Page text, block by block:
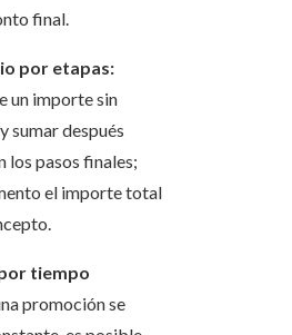
final.
por etapas:
un importe sin
sumar después
los pasos finales;
el importe total
tiempo
promoción se